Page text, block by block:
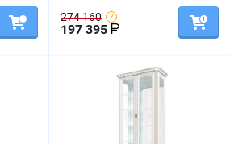
274 160
197 395